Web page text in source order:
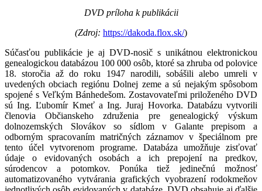
DVD príloha k publikácii
(Zdroj: https://dakoda.flox.sk/)
Súčasťou publikácie je aj DVD-nosič s unikátnou elektronickou
genealogickou databázou 100 000 osôb, ktoré sa zhruba od polovice
18. storočia až do roku 1947 narodili, sobášili alebo umreli v
uvedených obciach regiónu Dolnej zeme a sú nejakým spôsobom
spojené s Veľkým Bánhedešom. Zostavovateľmi priloženého DVD
sú Ing. Ľubomír Kmeť a Ing. Juraj Hovorka. Databázu vytvorili
členovia Občianskeho združenia pre genealogický výskum
dolnozemských Slovákov so sídlom v Galante prepisom a
odborným spracovaním matričných záznamov v špeciálnom pre
tento účel vytvorenom programe. Databáza umožňuje zisťovať
údaje o evidovaných osobách a ich prepojení na predkov,
súrodencov a potomkov. Ponúka tiež jedinečnú možnosť
automatizovaného vytvárania grafických vyobrazení rodokmeňov